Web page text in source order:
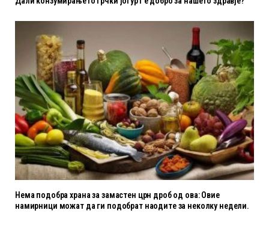
Нема подобра храна за замастен црн дроб од ова: Овие
намирници можат да ги подобрат наодите за неколку недели.